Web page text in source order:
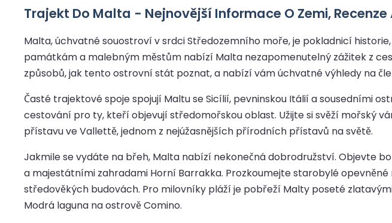
Trajekt Do Malta - Nejnovější Informace O Zemi, Recenze
Malta, úchvatné souostroví v srdci Středozemního moře, je pokladnicí
památkám a malebným městům nabízí Malta nezapomenutelný zážitek z
způsobů, jak tento ostrovní stát poznat, a nabízí vám úchvatné výhledy na
Časté trajektové spoje spojují Maltu se Sicílií, pevninskou Itálií a sousedními
cestování pro ty, kteří objevují středomořskou oblast. Užijte si svěží mořský
přístavu ve Vallettě, jednom z nejúžasnějších přírodních přístavů na světě.
Jakmile se vydáte na břeh, Malta nabízí nekonečná dobrodružství. Objevte
a majestátními zahradami Horní Barrakka. Prozkoumejte starobylé opevněné
středověkých budovách. Pro milovníky pláží je pobřeží Malty poseté
Modrá laguna na ostrově Comino.